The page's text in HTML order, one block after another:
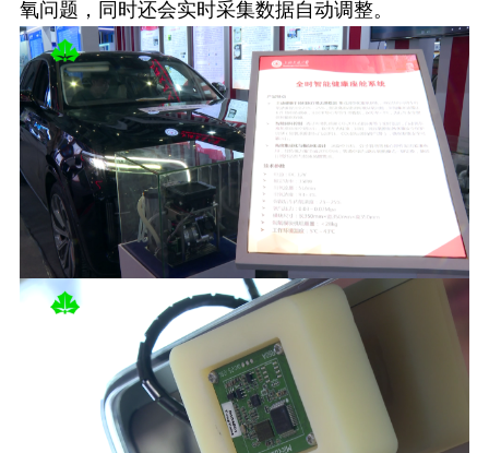
氧问题，同时还会实时采集数据自动调整。